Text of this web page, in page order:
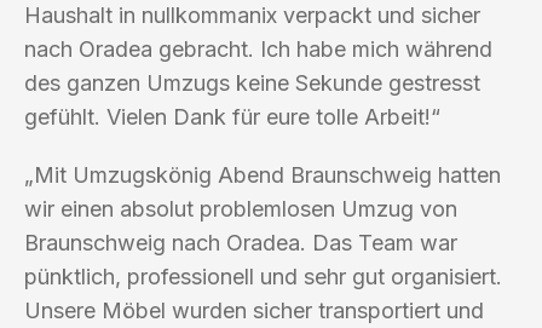
Haushalt in nullkommanix verpackt und sicher
nach Oradea gebracht. Ich habe mich während
des ganzen Umzugs keine Sekunde gestresst
gefühlt. Vielen Dank für eure tolle Arbeit!“
„Mit Umzugskönig Abend Braunschweig hatten
wir einen absolut problemlosen Umzug von
Braunschweig nach Oradea. Das Team war
pünktlich, professionell und sehr gut organisiert.
Unsere Möbel wurden sicher transportiert und